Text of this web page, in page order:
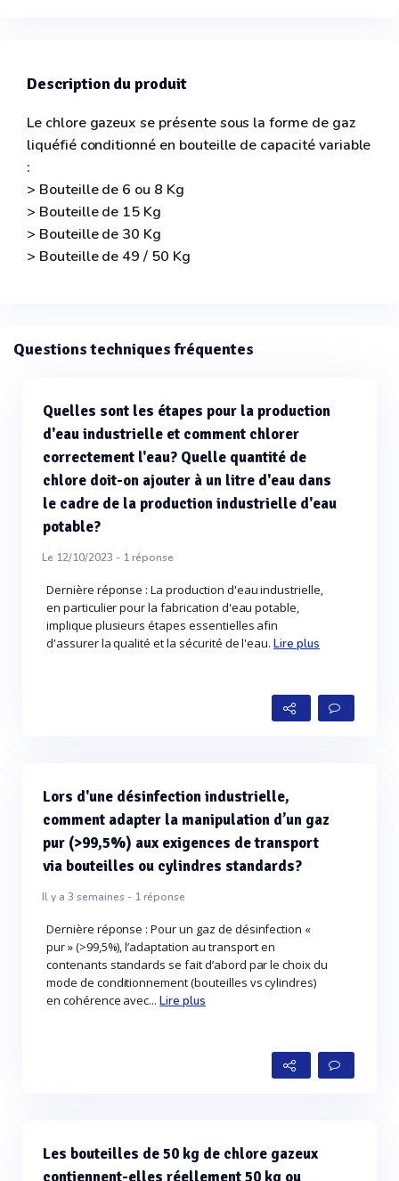
Description du produit
Le chlore gazeux se présente sous la forme de gaz
liquéfié conditionné en bouteille de capacité variable
:
> Bouteille de 6 ou 8 Kg
> Bouteille de 15 Kg
> Bouteille de 30 Kg
> Bouteille de 49 / 50 Kg
Questions techniques fréquentes
Quelles sont les étapes pour la production
d'eau industrielle et comment chlorer
correctement l'eau? Quelle quantité de
chlore doit-on ajouter à un litre d'eau dans
le cadre de la production industrielle d'eau
potable?
Le 12/10/2023 - 1réponse
Dernière réponse : La production d'eau industrielle,
en particulier pour la fabrication d'eau potable,
implique plusieurs étapes essentielles afin
d'assurer la qualité et la sécurité de l'eau.Lire plus
Lors d'une désinfection industrielle,
comment adapter la manipulation d’un gaz
pur (>99,5%) aux exigences de transport
via bouteilles ou cylindres standards?
Il y a 3 semaines - 1réponse
Dernière réponse : Pour un gaz de désinfection «
pur » (>99,5%), l’adaptation au transport en
contenants standards se fait d’abord par le choix du
mode de conditionnement (bouteilles vs cylindres)
en cohérence avec...Lire plus
Les bouteilles de 50 kg de chlore gazeux